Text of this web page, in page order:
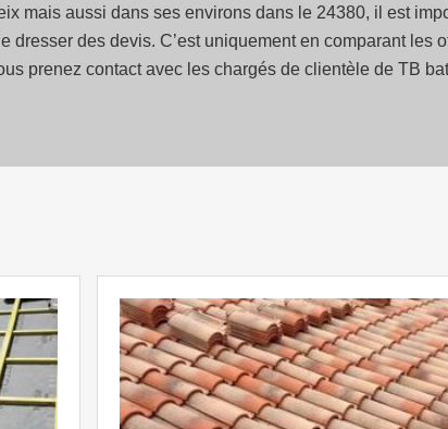
mais aussi dans ses environs dans le 24380, il est
des devis. C’est uniquement en comparant
prenez contact avec les chargés de clientèle de TB